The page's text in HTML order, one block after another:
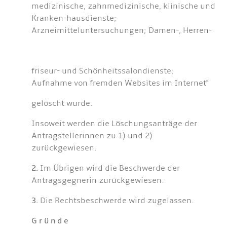
medizinische, zahnmedizinische, klinische und
Kranken-hausdienste;
Arzneimitteluntersuchungen; Damen-, Herren-
friseur- und Schönheitssalondienste;
Aufnahme von fremden Websites im Internet"
gelöscht wurde.
Insoweit werden die Löschungsanträge der
Antragstellerinnen zu 1) und 2)
zurückgewiesen.
2. Im Übrigen wird die Beschwerde der
Antragsgegnerin zurückgewiesen.
3. Die Rechtsbeschwerde wird zugelassen.
G r ü n d e